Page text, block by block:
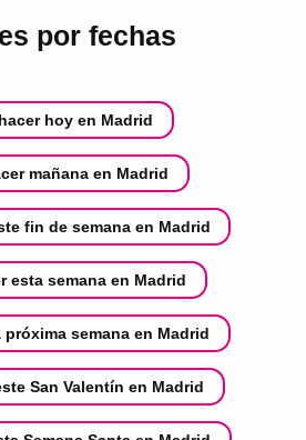
por fechas
hoy en Madrid
mañana en Madrid
fin de semana en Madrid
esta semana en Madrid
próxima semana en Madrid
San Valentín en Madrid